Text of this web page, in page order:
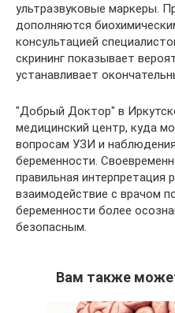
ультразвуковые маркеры.
дополняются
консультацией
скрининг показывает
устанавливает
"Добрый Доктор" в
медицинский центр, куда
вопросам УЗИ и
беременности.
правильная интерпретация
взаимодействие с врачом
беременности более
безопасным.
Вам также